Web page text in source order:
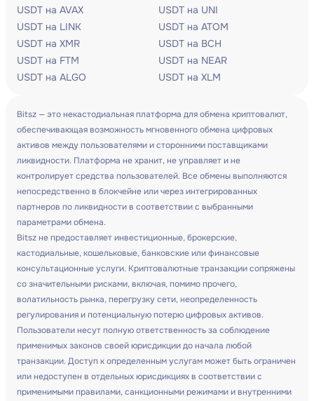
USDT на AVAX
USDT на UNI
USDT на LINK
USDT на ATOM
USDT на XMR
USDT на BCH
USDT на FTM
USDT на NEAR
USDT на ALGO
USDT на XLM
Bitsz — это некастодиальная платформа для обмена криптовалют,
обеспечивающая возможность мгновенного обмена цифровых
активов между пользователями и сторонними поставщиками
ликвидности. Платформа не хранит, не управляет и не
контролирует средства пользователей. Все обмены выполняются
непосредственно в блокчейне или через интегрированных
партнеров по ликвидности в соответствии с выбранными
параметрами обмена.
Bitsz не предоставляет инвестиционные, брокерские,
кастодиальные, кошельковые, банковские или финансовые
консультационные услуги. Криптовалютные транзакции сопряжены
со значительными рисками, включая, помимо прочего,
волатильность рынка, перегрузку сети, неопределенность
регулирования и потенциальную потерю цифровых активов.
Пользователи несут полную ответственность за соблюдение
применимых законов своей юрисдикции до начала любой
транзакции. Доступ к определенным услугам может быть ограничен
или недоступен в отдельных юрисдикциях в соответствии с
применимыми правилами, санкционными режимами и внутренними